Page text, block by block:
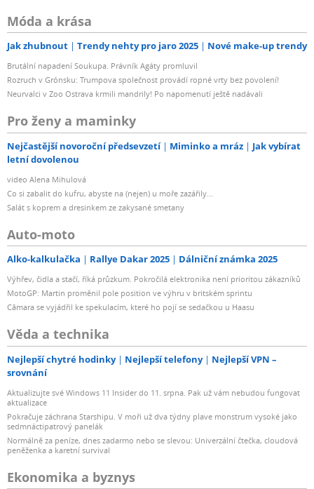
Móda a krása
Jak zhubnout Trendy nehty pro jaro 2025 Nové make-up trendy
Brutální napadení Soukupa. Právník Agáty promluvil
Rozruch v Grónsku: Trumpova společnost provádí ropné vrty bez povolení!
Neurvalci v Zoo Ostrava krmili mandrily! Po napomenutí ještě nadávali
Pro ženy a maminky
Nejčastější novoroční předsevzetí Miminko a mráz
Jak vybírat
letní dovolenou
video Alena Mihulová
Co si zabalit do kufru, abyste na (nejen) u moře zazářily...
Salát s koprem a dresinkem ze zakysané smetany
Auto-moto
Alko-kalkulačka Rallye Dakar 2025 Dálniční známka 2025
Výhřev, čidla a stačí, říká průzkum. Pokročilá elektronika není prioritou zákazníků
MotoGP: Martin proměnil pole position ve výhru v britském sprintu
Câmara se vyjádřil ke spekulacím, které ho pojí se sedačkou u Haasu
Věda a technika
Nejlepší chytré hodinky Nejlepší telefony
Nejlepší VPN –
srovnání
Aktualizujte své Windows 11 Insider do 11. srpna. Pak už vám nebudou fungovat
aktualizace
Pokračuje záchrana Starshipu. V moři už dva týdny plave monstrum vysoké jako
sedmnáctipatrový panelák
Normálně za peníze, dnes zadarmo nebo se slevou: Univerzální čtečka, cloudová
peněženka a karetní survival
Ekonomika a byznys